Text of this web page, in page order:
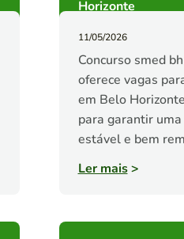
Horizonte
11/05/2026
Concurso smed
oferece vagas
em Belo
para garantir
estável e bem
Ler mais>